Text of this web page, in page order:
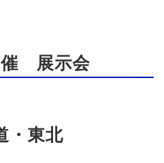
催 展示会
・東北